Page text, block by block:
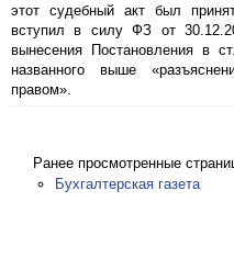
этот судебный акт был
вступил в силу ФЗ от
вынесения Постановления в
названного выше
правом».
Ранее просмотренные
Бухгалтерская газета